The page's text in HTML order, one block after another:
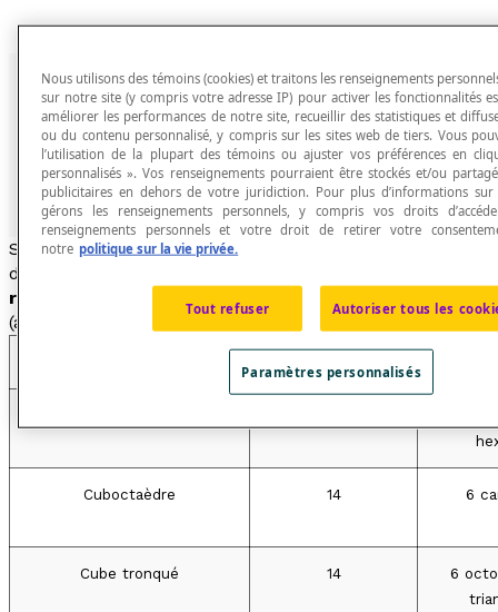
Ci-dessus un solide archimédien
formé de triangles équilatéraux
et de carrés.
Développement
Synonyme desolide d'Archimède
d'
réguliers convexes
. Il existe 13 solides archimédiens
(aux symétries près) :
Nombre de faces
Cuboctaèdre 14 6
Cube tronqué 14
6
Nous utilisons des témoins (cookies) et traitons les renseignements
sur notre site (y compris votre adresse IP) pour activer les fonctionnalités
améliorer les performances de notre site, recueillir des statistiques et
ou du contenu personnalisé, y compris sur les sites web de tiers. Vous
l’utilisation de la plupart des témoins ou ajuster vos préférences en
personnalisés ». Vos renseignements pourraient être stockés et/ou
publicitaires en dehors de votre juridiction. Pour plus d’informations
gérons les renseignements personnels, y compris vos droits
renseignements personnels et votre droit de retirer votre
notre politique sur la vie privée.
Tout refuser Autoriser tous les
Paramètres personnalisés